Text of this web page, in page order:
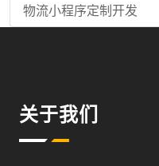
物流小程序定制开发
关于我们